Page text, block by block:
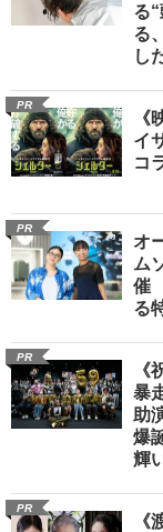
る
る
し
PR
《
イ
コ
PR
オ
ム
催
る
PR
《
暴
助
爆
輝
PR
《